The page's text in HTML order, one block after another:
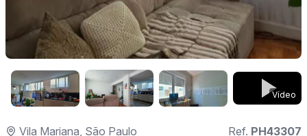
Vídeo
Vila Mariana, São Paulo Ref. PH43307